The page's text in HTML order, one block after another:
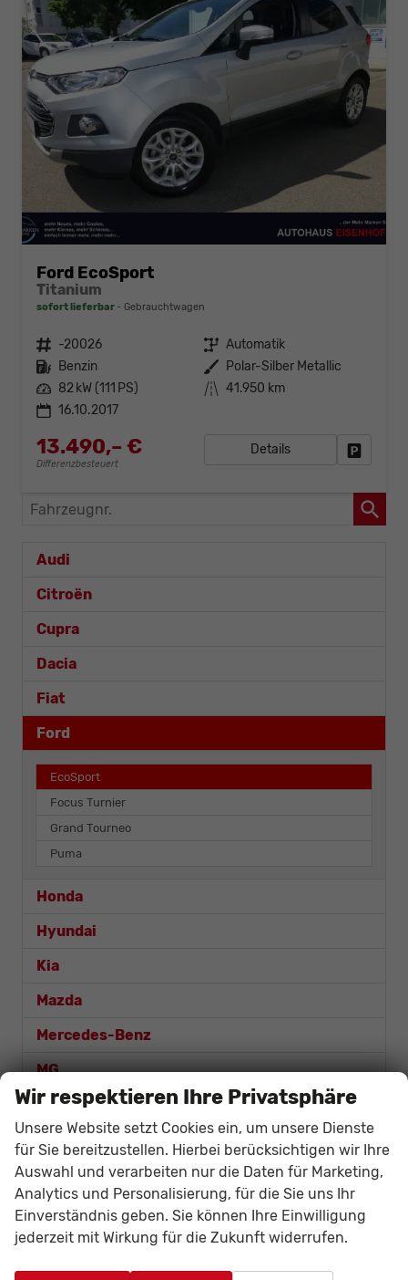
Ford EcoSport
Titanium
sofort lieferbar Gebrauchtwagen
Fahrzeugnr. -20026 Getriebe Automatik
Kraftstoff Benzin Außenfarbe Polar-Silber Metallic
Leistung 82 kW (111 PS) Kilometerstand 41.950 km
16.10.2017
13.490,– €
Differenzbesteuert
Details
Fahrzeugnr.
Audi
Citroën
Cupra
Dacia
Fiat
Ford
EcoSport
Focus Turnier
Grand Tourneo
Puma
Honda
Hyundai
Kia
Mazda
Mercedes-Benz
MG
Nissan
Opel
Renault
Seat
Skoda
Wir respektieren Ihre Privatsphäre
Unsere Website setzt Cookies ein, um unsere Dienste
für Sie bereitzustellen. Hierbei berücksichtigen wir Ihre
Auswahl und verarbeiten nur die Daten für Marketing,
Analytics und Personalisierung, für die Sie uns Ihr
Einverständnis geben. Sie können Ihre Einwilligung
jederzeit mit Wirkung für die Zukunft widerrufen.